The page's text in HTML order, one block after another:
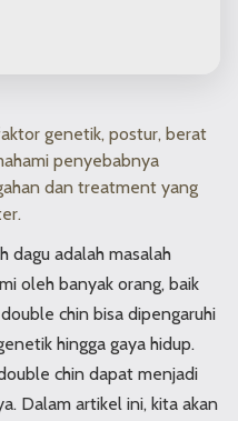
genetik, postur, berat
penyebabnya
dan treatment yang
dagu adalah masalah
oleh banyak orang, baik
chin bisa dipengaruhi
hingga gaya hidup.
chin dapat menjadi
Dalam artikel ini, kita akan